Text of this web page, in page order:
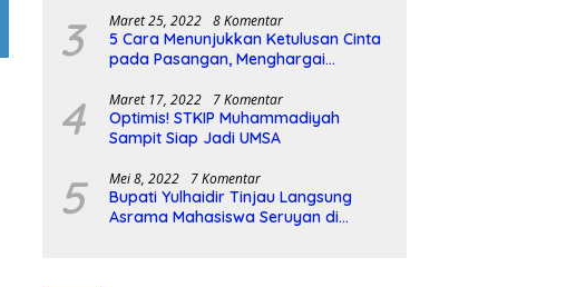
3 Maret 25, 2022 8 Komentar
5 Cara Menunjukkan Ketulusan Cinta
pada Pasangan, Menghargai
4 Maret 17, 2022 7 Komentar
Optimis! STKIP Muhammadiyah
Sampit Siap Jadi UMSA
5 Mei 8, 2022 7 Komentar
Bupati Yulhaidir Tinjau Langsung
Asrama Mahasiswa Seruyan di